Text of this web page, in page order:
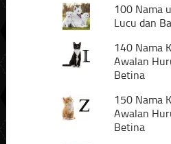
100 Nama
Lucu dan
140 Nama
Awalan
Betina
150 Nama
Awalan
Betina